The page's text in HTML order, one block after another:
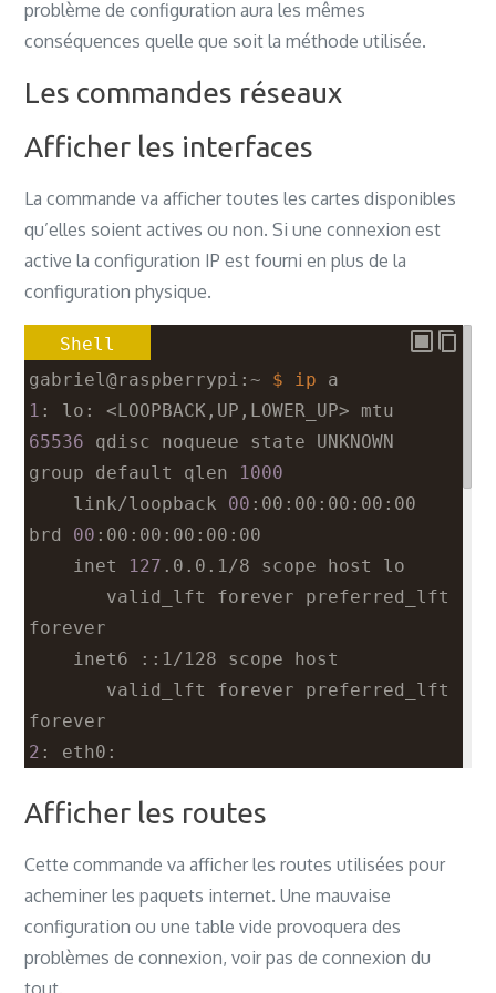
problème de configuration aura les mêmes
conséquences quelle que soit la méthode utilisée.
Les commandes réseaux
Afficher les interfaces
La commande va afficher toutes les cartes disponibles
qu’elles soient actives ou non. Si une connexion est
active la configuration IP est fourni en plus de la
configuration physique.
Shell
gabriel@raspberrypi:~ $ ip a
1
65536 qdisc noqueue state UNKNOWN
group default qlen 1000
link/loopback 00 :00:00:00:00:00
brd 00 :00:00:00:00:00
inet 127 .0.0.1/8 scope host lo
valid_lft forever preferred_lft
forever
valid_lft forever preferred_lft
forever
2 : eth0:
1500 qdisc pfifo_fast state UP group
link/ether b8:27:eb:06:3d:4f brd
ff:ff:ff:ff:ff:ff
inet 192
.168.1.1/24 brd
192.168.1.255 scope global
Afficher les routes
Cette commande va afficher les routes utilisées pour
acheminer les paquets internet. Une mauvaise
configuration ou une table vide provoquera des
problèmes de connexion, voir pas de connexion du
tout.